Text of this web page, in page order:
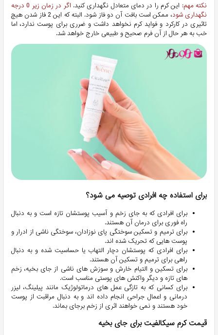
نکته مهم: این کرم را در دمای متعادل نگهداری کنید.
اگر در زمان زیر 0 درجه
نگهداری شود
، ممکن است بافت آن دو فاز شود. البته که این 2 فاز شدن هیچ
تاثیری در کارکرد و فواید کرم نخواهد داشت و ضرری برای پوست ندارد، اما
خب به هر حال از آن فرم صحیح و طبیعی خارج خواهد شد.
برای استفاده چه افرادی توصیه می شود؟
برای افرادی که به جای زخم و آسیب پوستشان تازه است و به دنبال
راه فوری برای درمان آن هستند.
برای ترمیم و تسکین سوختگی پای نوزادان، سوختگی ناشی از ادرار و
پوست هایی که تحریک شده اند.
برای افرادی که پوستشان دچار التهاب یا حساسیت شده و به دنبال
راهی برای ترمیم و تسکین آن هستند.
برای تسکین و التیام خارش و سوزش های ناشی از جای بخیه، زخم
های تازه و دیگر واکنش های پوستی مناسب است.
برای کسانی که به تازگی عمل های درماتولوژیک مانند پیلینگ، لیزر
درمانی و اعمال جراحی انجام داده اند و به دنبال مراقبت از پوست
خود هستند و نمی خواهند اثری از زخم برجای بماند.
قیمت کرم سیکالفیت برای جای بخیه